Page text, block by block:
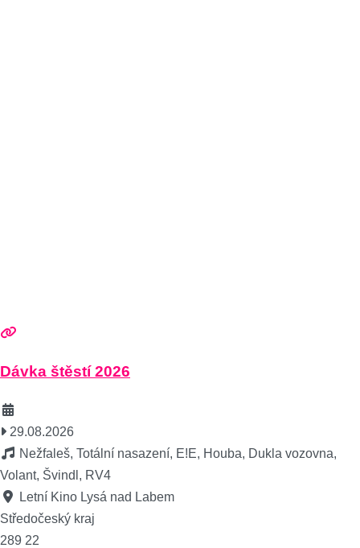
Dávka štěstí 2026
29.08.2026
Nežfaleš, Totální nasazení, E!E, Houba, Dukla vozovna,
Volant, Švindl, RV4
Letní Kino Lysá nad Labem
Středočeský kraj
289 22